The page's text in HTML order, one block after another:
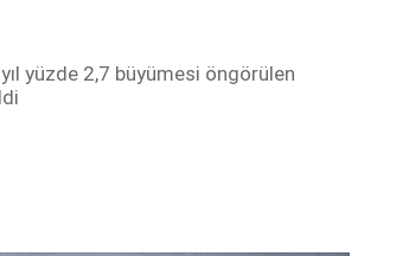
yüzde 2,7 büyümesi öngörülen